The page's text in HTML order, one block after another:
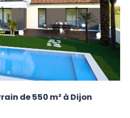
de 550 m² à Dijon